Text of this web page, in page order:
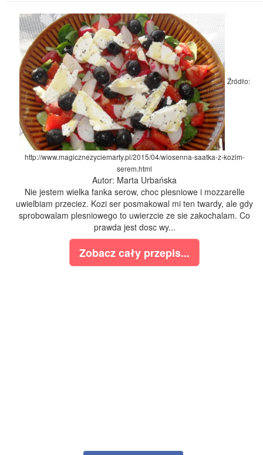
Źródło:
http://www.magicznezyciemarty.pl/2015/04/wiosenna-saatka-z-kozim-
serem.html
Autor: Marta Urbańska
Nie jestem wielka fanka serow, choc plesniowe i mozzarelle
uwielbiam przeciez. Kozi ser posmakowal mi ten twardy, ale gdy
sprobowalam plesniowego to uwierzcie ze sie zakochalam. Co
prawda jest dosc wy...
Zobacz cały przepis...